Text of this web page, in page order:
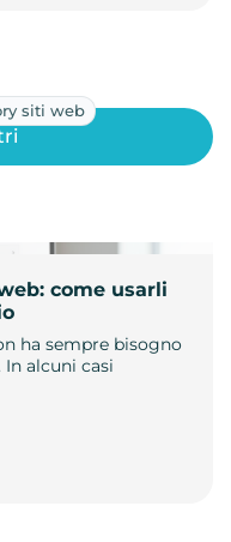
siti web
come usarli
ha sempre bisogno
alcuni casi